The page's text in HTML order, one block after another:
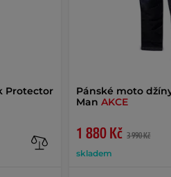
Protector
Pánské moto
ManAKCE
1 880 Kč 3 990 Kč
skladem